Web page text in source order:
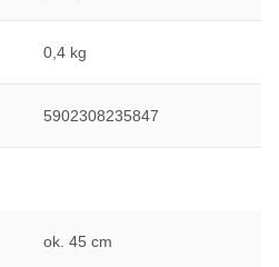
0,4 kg
5902308235847
ok. 45 cm